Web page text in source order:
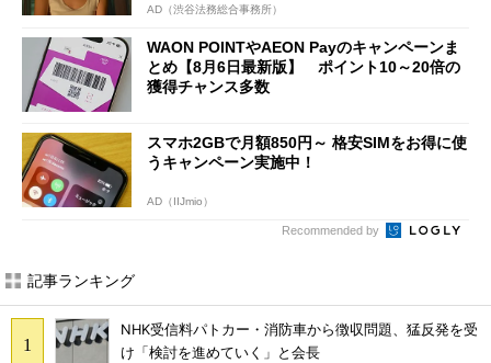
AD（渋谷法務総合事務所）
WAON POINTやAEON Payのキャンペーンま
とめ【8月6日最新版】 ポイント10～20倍の
獲得チャンス多数
スマホ2GBで月額850円～ 格安SIMをお得に使
うキャンペーン実施中！
AD（IIJmio）
Recommended by
記事ランキング
NHK受信料パトカー・消防車から徴収問題、猛反発を受
け「検討を進めていく」と会長